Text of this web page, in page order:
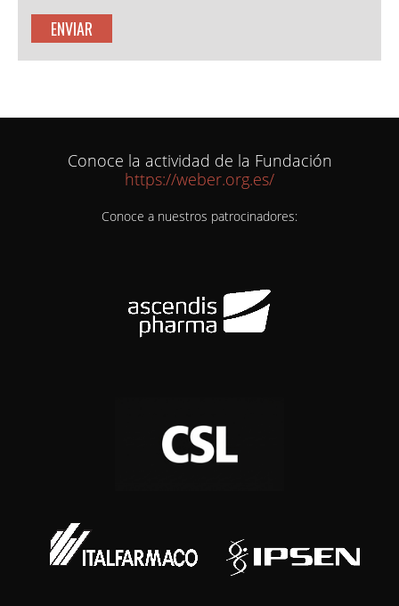
Conoce la actividad de la Fundación
https://weber.org.es/
Conoce a nuestros patrocinadores: